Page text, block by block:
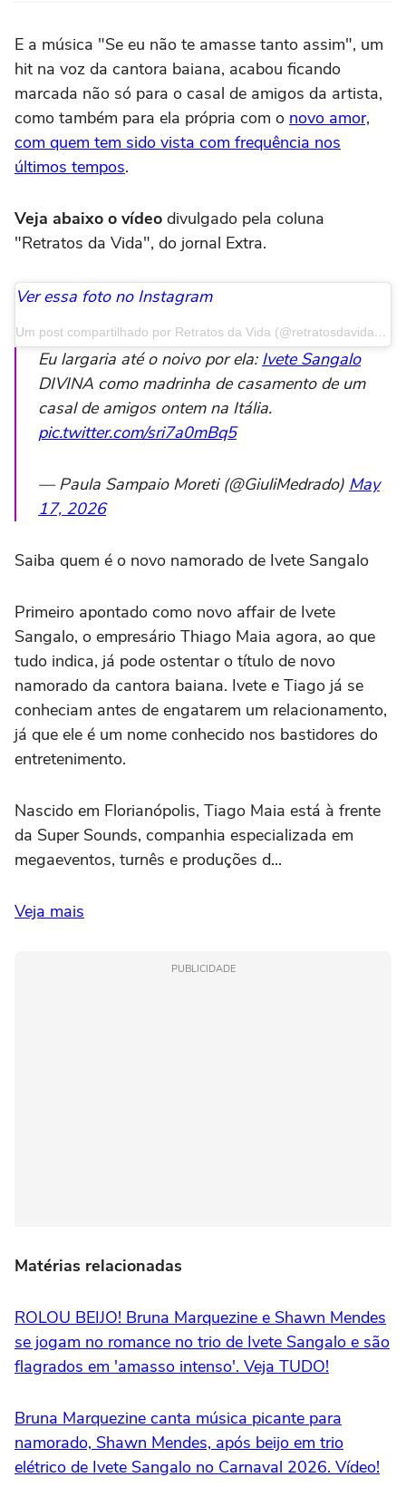
E a música "Se eu não te amasse tanto assim", um
hit na voz da cantora baiana, acabou ficando
marcada não só para o casal de amigos da artista,
como também para ela própria com o novo amor,
com quem tem sido vista com frequência nos
últimos tempos.
Veja abaixo o vídeo divulgado pela coluna
"Retratos da Vida", do jornal Extra.
Ver essa foto no Instagram
Um post compartilhado por Retratos da Vida (@retratosdavida_extra)
Eu largaria até o noivo por ela: Ivete Sangalo
DIVINA como madrinha de casamento de um
casal de amigos ontem na Itália.
pic.twitter.com/sri7a0mBq5
— Paula Sampaio Moreti (@GiuliMedrado) May
17, 2026
Saiba quem é o novo namorado de Ivete Sangalo
Primeiro apontado como novo affair de Ivete
Sangalo, o empresário Thiago Maia agora, ao que
tudo indica, já pode ostentar o título de novo
namorado da cantora baiana. Ivete e Tiago já se
conheciam antes de engatarem um relacionamento,
já que ele é um nome conhecido nos bastidores do
entretenimento.
Nascido em Florianópolis, Tiago Maia está à frente
da Super Sounds, companhia especializada em
megaeventos, turnês e produções d...
Veja mais
PUBLICIDADE
Matérias relacionadas
ROLOU BEIJO! Bruna Marquezine e Shawn Mendes
se jogam no romance no trio de Ivete Sangalo e são
flagrados em 'amasso intenso'. Veja TUDO!
Bruna Marquezine canta música picante para
namorado, Shawn Mendes, após beijo em trio
elétrico de Ivete Sangalo no Carnaval 2026. Vídeo!